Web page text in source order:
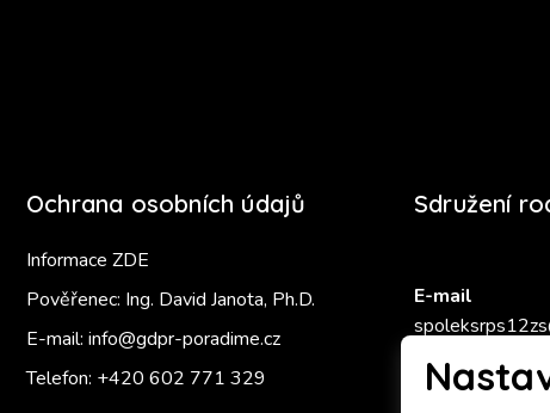
Ochrana osobních údajů
Informace ZDE
Pověřenec: Ing. David Janota, Ph.D.
E-mail: info@gdpr-poradime.cz
Telefon: +420 602 771 329
Sdružení
E-mail
Zlatý